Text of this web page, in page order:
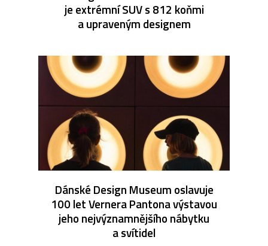
je extrémní SUV s 812 koňmi
a upraveným designem
Dánské Design Museum oslavuje
100 let Vernera Pantona výstavou
jeho nejvýznamnějšího nábytku
a svítidel